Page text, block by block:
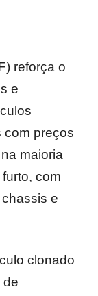
reforça o
e
com preços
maioria
com
e
clonado
de